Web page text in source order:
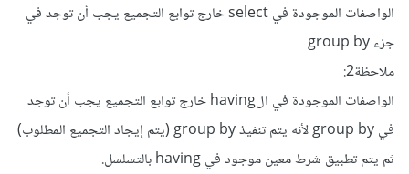
الواصفات الموجودة في select خارج توابع التجميع يجب أن توجد في
جزء group by
ملاحظة2:
الواصفات الموجودة في الhaving خارج توابع التجميع يجب أن توجد
في group by لأنه يتم تنفيذ group by (يتم إيجاد التجميع المطلوب)
ثم يتم تطبيق شرط معين موجود في having بالتسلسل.